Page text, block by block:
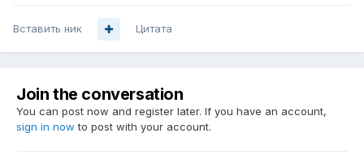
Вставить ник Цитата
Join the conversation
You can post now and register later. If you have an account,
sign in now to post with your account.